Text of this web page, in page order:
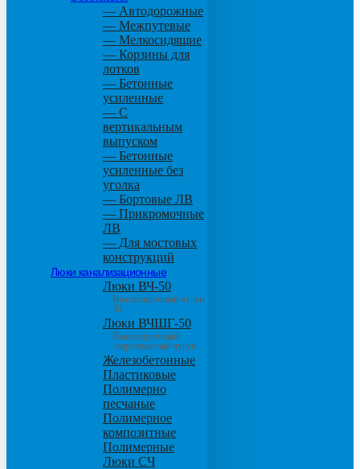
— Автодорожные
— Межпутевые
— Мелкосидящие
— Корзины для
лотков
— Бетонные
усиленные
— С
вертикальным
выпуском
— Бетонные
усиленные без
уголка
— Бортовые ЛВ
— Прикромочные
ЛВ
— Для мостовых
конструкций
Люки канализационные
Люки ВЧ-50
Высокопрочный чугун
50
Люки ВЧШГ-50
Высокопрочный
сверхтяжелый чугун
Железобетонные
Пластиковые
Полимерно
песчаные
Полимерное
композитные
Полимерные
Люки СЧ